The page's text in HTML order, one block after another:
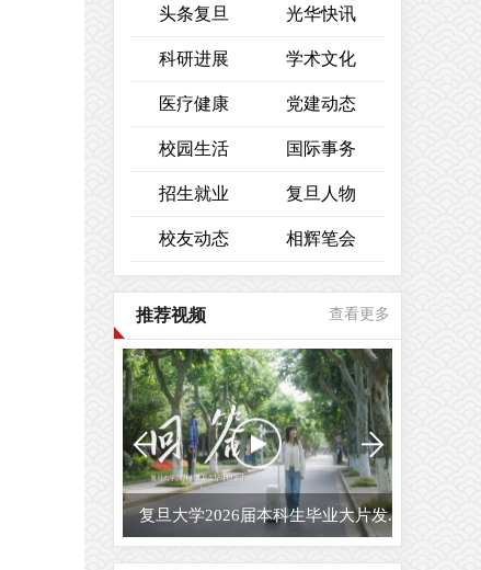
头条复旦 光华快讯
科研进展 学术文化
医疗健康 党建动态
校园生活 国际事务
招生就业 复旦人物
校友动态 相辉笔会
推荐视频 查看更多
复旦大学2026届本科生毕业大片发...